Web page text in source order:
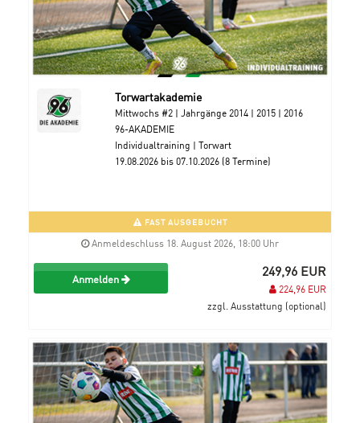
Torwartakademie
Mittwochs #2 | Jahrgänge 2014 | 2015 | 2016
96-AKADEMIE
Individualtraining | Torwart
19.08.2026 bis 07.10.2026 (8 Termine)
FAST AUSGEBUCHT
Anmeldeschluss 18. August 2026, 18:00 Uhr
Anmelden 249,96 EUR
224,96 EUR
zzgl. Ausstattung (optional)